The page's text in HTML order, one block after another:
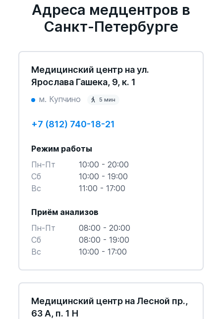
Адреса медцентров в
Санкт-Петербурге
Медицинский центр на ул.
Ярослава Гашека, 9, к. 1
м. Купчино 5 мин
+7 (812) 740-18-21
Режим работы
Пн-Пт
10:00 - 20:00
Cб
10:00 - 19:00
Вс
11:00 - 17:00
Приём анализов
Пн-Пт
08:00 - 20:00
Cб
08:00 - 19:00
Вс
10:00 - 17:00
Медицинский центр на Лесной пр.,
63 А, п. 1 Н